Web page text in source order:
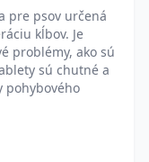
pre psov určená
kĺbov. Je
problémy, ako sú
sú chutné a
pohybového